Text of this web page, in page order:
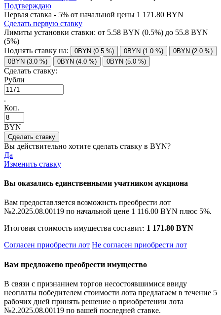
Подтверждаю
Первая ставка - 5% от начальной цены 1 171.80 BYN
Сделать первую ставку
Лимиты установки ставки: от 5.58 BYN (0.5%) до 55.8 BYN
(5%)
Поднять ставку на:
0BYN (0.5 %) 0BYN (1.0 %)
0BYN (2.0 %)
0BYN (3.0 %)
0BYN (4.0 %) 0BYN (5.0 %)
Сделать ставку:
Рубли
.
Коп.
BYN
Вы действительно хотите сделать ставку в BYN?
Да
Изменить ставку
Вы оказались единственными учатником аукциона
Вам предоставляется возможнсть преобрести лот
№2.2025.08.00119 по начальной цене 1 116.00 BYN плюс 5%.
Итоговая стоимость имущества составит: 1 171.80 BYN
Согласен приобрести лот Не согласен приобрести лот
Вам предложено преобрести имущество
В связи с признанием торгов несостоявшимися ввиду
неоплаты победителем стоимости лота предлагаем в течение 5
рабочих дней принять решение о приобретении лота
№2.2025.08.00119 по вашей последней ставке.